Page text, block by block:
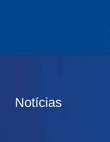
Notícias